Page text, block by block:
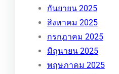
กันยายน 2025
สิงหาคม 2025
กรกฎาคม 2025
มิถุนายน 2025
พฤษภาคม 2025